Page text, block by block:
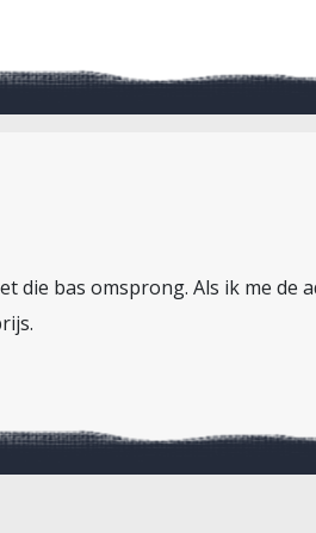
die bas omsprong. Als ik me de